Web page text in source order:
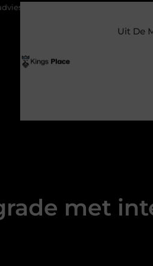
Nieuw verhuisd naar Laren?
Uit De
met